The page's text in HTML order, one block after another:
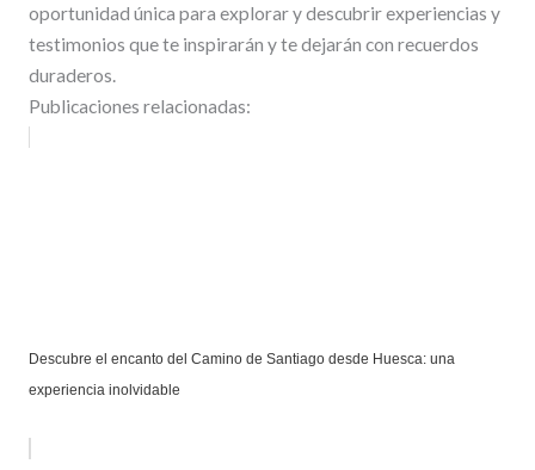
oportunidad única para explorar y descubrir experiencias y
testimonios que te inspirarán y te dejarán con recuerdos
duraderos.
Publicaciones relacionadas:
Descubre el encanto del Camino de Santiago desde Huesca: una
experiencia inolvidable